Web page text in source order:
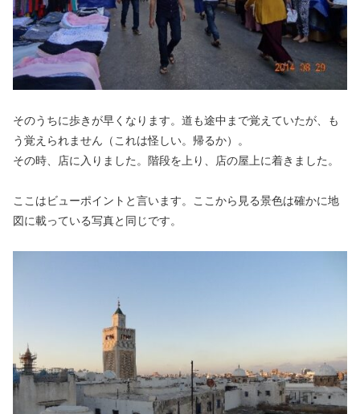
そのうちに歩きが早くなります。道も途中まで覚えていたが、も
う覚えられません（これは怪しい。帰るか）。
その時、店に入りました。階段を上り、店の屋上に着きました。
ここはビューポイントと言います。ここから見る景色は確かに地
図に載っている写真と同じです。